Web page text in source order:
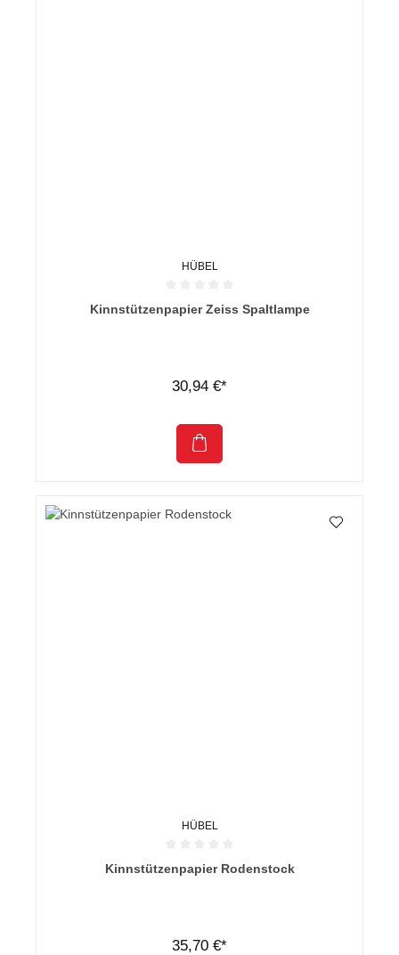
HÜBEL
Durchschnittliche Bewertung von 0 von 5 Sternen
Kinnstützenpapier Zeiss Spaltlampe
30,94 €*
HÜBEL
Durchschnittliche Bewertung von 0 von 5 Sternen
Kinnstützenpapier Rodenstock
35,70 €*